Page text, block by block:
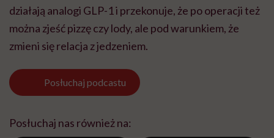
działają analogi GLP-1 i przekonuje, że po operacji też
można zjeść pizzę czy lody, ale pod warunkiem, że
zmieni się relacja z jedzeniem.
Posłuchaj podcastu
Posłuchaj nas również na: